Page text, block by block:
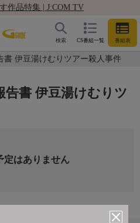
作品特集 | J:COM TV
CS番組一覧 番組表
検索
書 伊豆湯けむりツアー殺人事件
告書 伊豆湯けむりツ
定はありません